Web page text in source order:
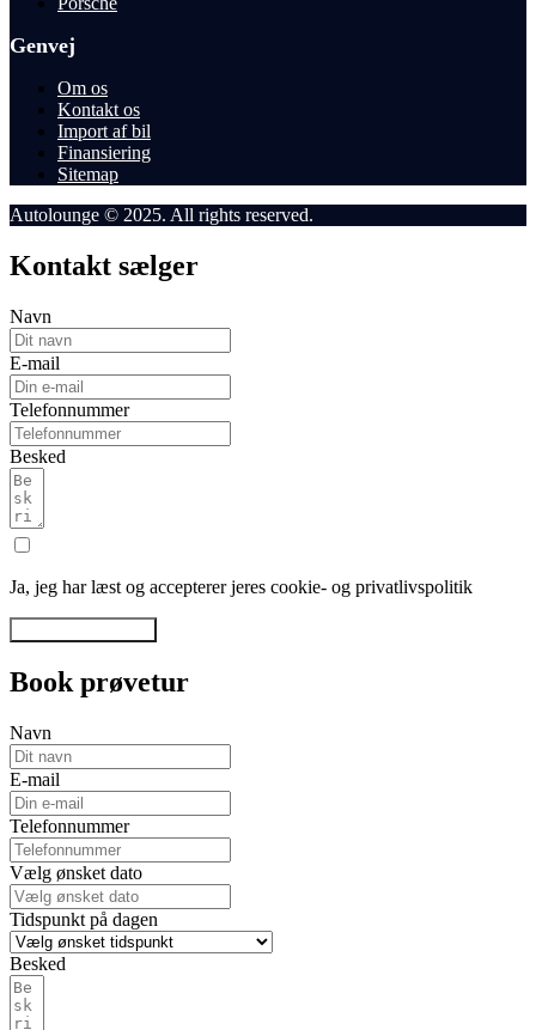
Genvej
Om os
Kontakt os
Import af bil
Finansiering
Sitemap
Autolounge © 2025. All rights reserved.
Kontakt sælger
Navn
E-mail
Telefonnummer
Besked
Ja, jeg har læst og accepterer jeres cookie- og privatlivspolitik
Book prøvetur
Navn
E-mail
Telefonnummer
Vælg ønsket dato
Tidspunkt på dagen
Besked